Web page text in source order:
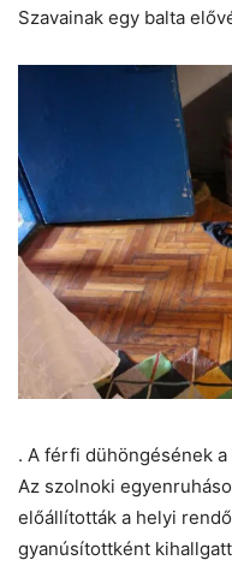
Szavainak egy balta
. A férfi dühöngésének
Az szolnoki
előállították a helyi
gyanúsítottként